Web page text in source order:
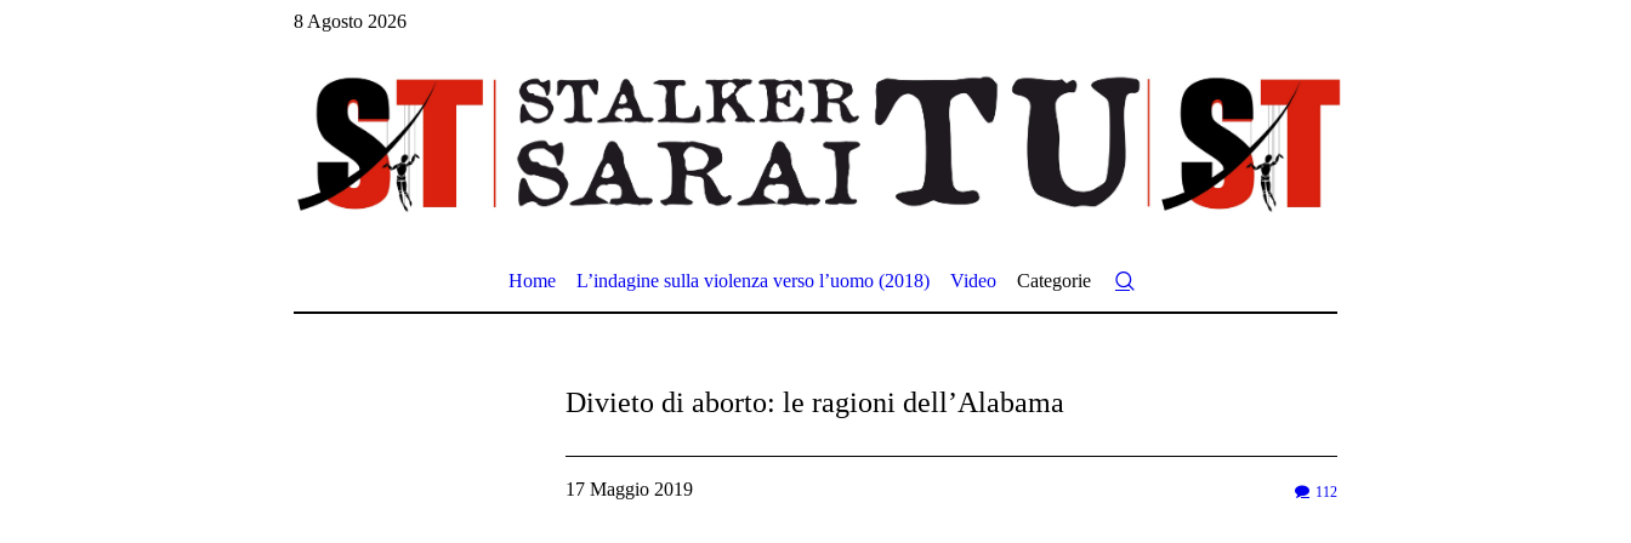
8 Agosto 2026
Home L’indagine sulla violenza verso l’uomo (2018) Video Categorie
Divieto di aborto: le ragioni dell’Alabama
17 Maggio 2019 112